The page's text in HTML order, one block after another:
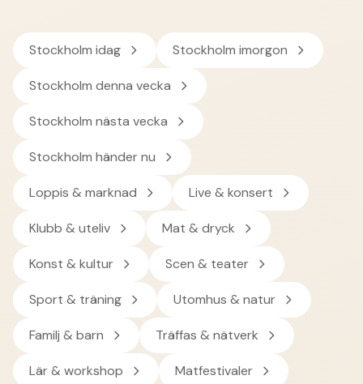
Stockholm idag Stockholm imorgon
Stockholm denna vecka
Stockholm nästa vecka
Stockholm händer nu
Loppis & marknad Live & konsert
Klubb & uteliv Mat & dryck
Konst & kultur Scen & teater
Sport & träning Utomhus & natur
Familj & barn Träffas & nätverk
Lär & workshop Matfestivaler